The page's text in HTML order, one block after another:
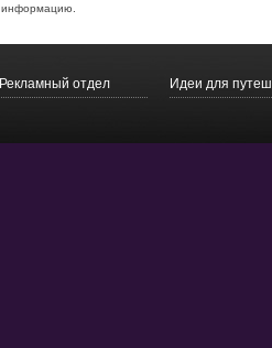
информацию.
Рекламный отдел Идеи для